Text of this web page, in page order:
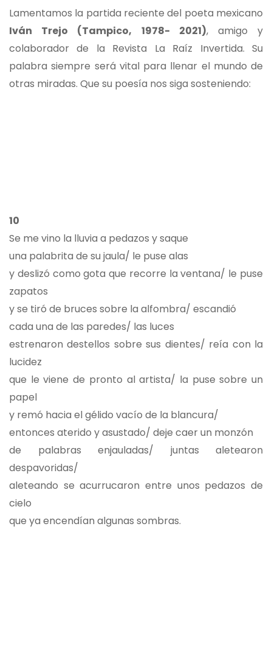
Lamentamos la partida reciente del poeta mexicano
Iván Trejo (Tampico, 1978- 2021), amigo y
colaborador de la Revista La Raíz Invertida. Su
palabra siempre será vital para llenar el mundo de
otras miradas. Que su poesía nos siga sosteniendo:
10
Se me vino la lluvia a pedazos y saque
una palabrita de su jaula/ le puse alas
y deslizó como gota que recorre la ventana/ le puse
zapatos
y se tiró de bruces sobre la alfombra/ escandió
cada una de las paredes/ las luces
estrenaron destellos sobre sus dientes/ reía con la
lucidez
que le viene de pronto al artista/ la puse sobre un
papel
y remó hacia el gélido vacío de la blancura/
entonces aterido y asustado/ deje caer un monzón
de palabras enjauladas/ juntas aletearon
despavoridas/
aleteando se acurrucaron entre unos pedazos de
cielo
que ya encendían algunas sombras.